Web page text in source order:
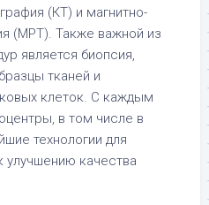
(КТ) и магнитно-
(МРТ). Также важной из
является биопсия,
тканей и
клеток. С каждым
в том числе в
технологии для
улучшению качества